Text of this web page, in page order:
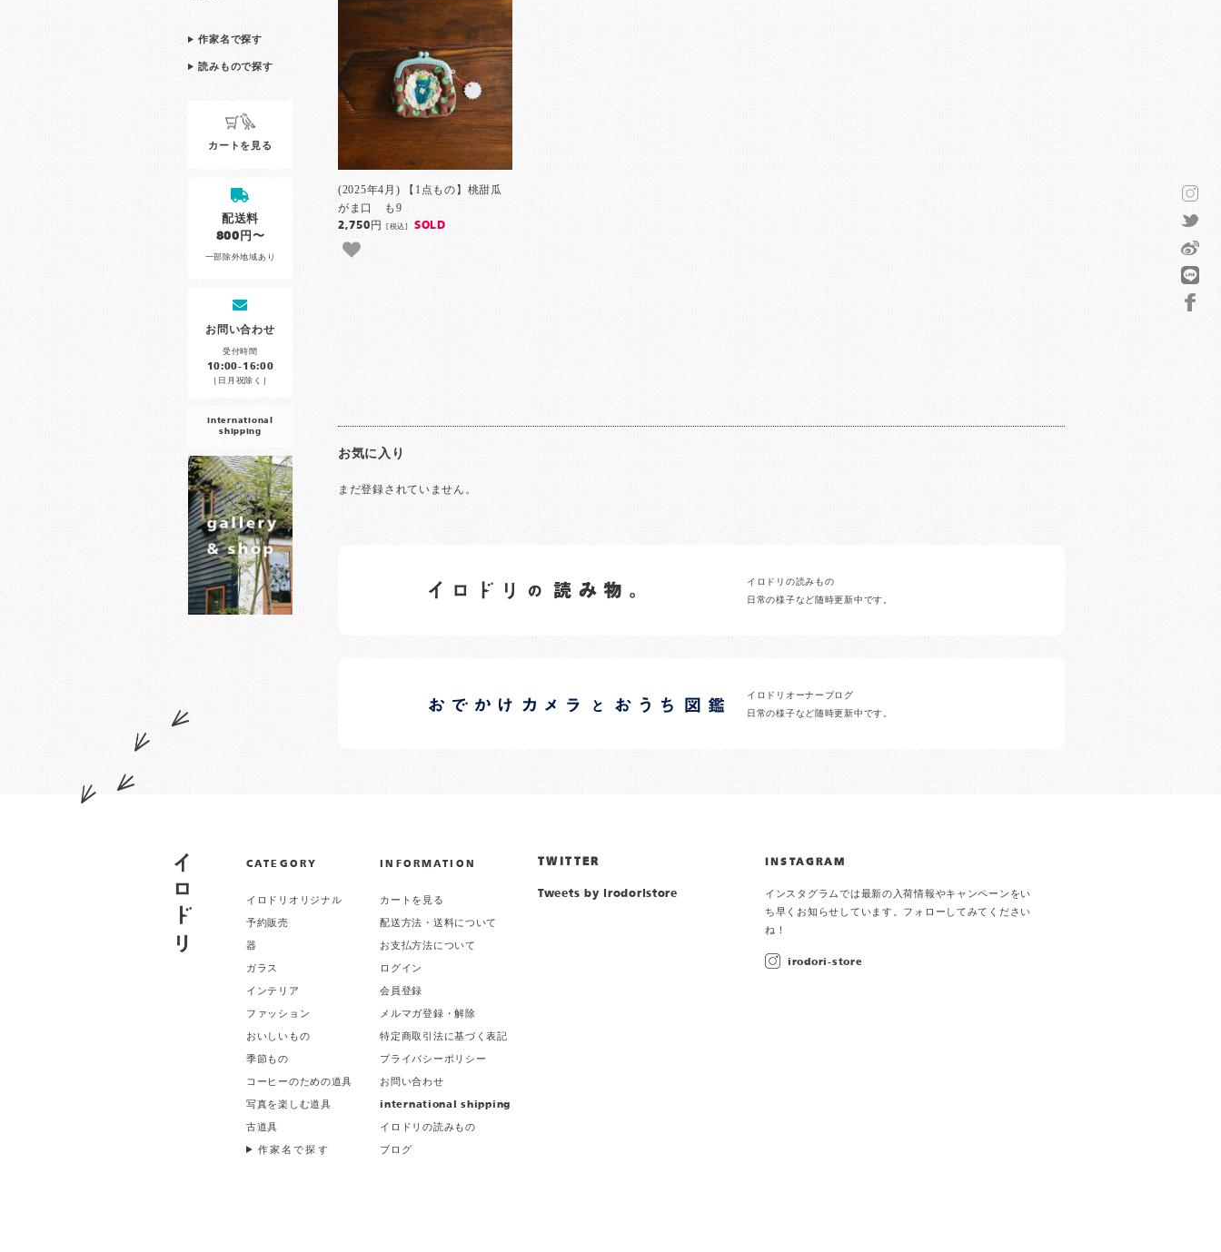
作家名で探す
読みもので探す
カートを見る
配送料
800円〜
一部除外地域あり
お問い合わせ
受付時間
10:00-16:00
［日月祝除く］
international
shipping
(2025年4月) 【1点もの】桃甜瓜
がま口 も9
2,750円[税込] SOLD
お気に入り
まだ登録されていません。
イロドリの読みもの
日常の様子など随時更新中です。
イロドリオーナーブログ
日常の様子など随時更新中です。
CATEGORY
イロドリオリジナル
予約販売
器
ガラス
インテリア
ファッション
おいしいもの
季節もの
コーヒーのための道具
写真を楽しむ道具
古道具
作家名で探す
INFORMATION
カートを見る
配送方法・送料について
お支払方法について
ログイン
会員登録
メルマガ登録・解除
特定商取引法に基づく表記
プライバシーポリシー
お問い合わせ
international shipping
イロドリの読みもの
ブログ
TWITTER
Tweets by irodoristore
INSTAGRAM
インスタグラムでは最新の入荷情報やキャンペーンをい
ち早くお知らせしています。フォローしてみてください
ね！
irodori-store